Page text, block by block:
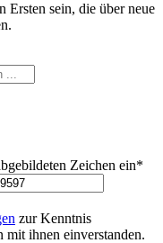
Ersten sein, die über neue
Zeichen ein*
zur Kenntnis
mit ihnen einverstanden.